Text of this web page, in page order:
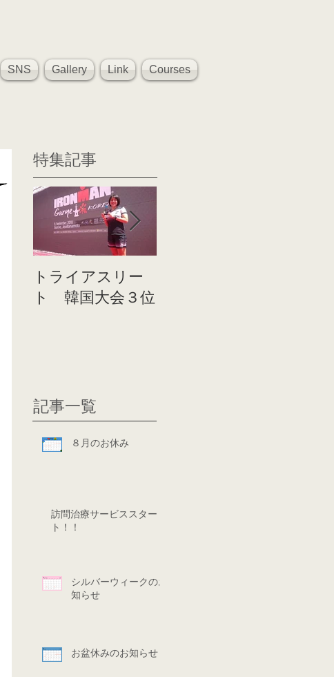
SNS Gallery Link Courses
特集記事
トライアスリー
ト 韓国大会３位
記事一覧
８月のお休み
訪問治療サービススター
ト！！
シルバーウィークのお
知らせ
お盆休みのお知らせ